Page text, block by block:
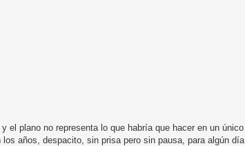
plano no representa lo que habría que hacer en un único
años, despacito, sin prisa pero sin pausa, para algún día